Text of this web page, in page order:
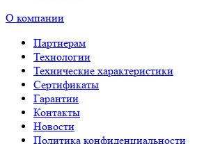
О компании
Партнерам
Технологии
Технические характеристики
Сертификаты
Гарантии
Контакты
Новости
Политика конфиденциальности